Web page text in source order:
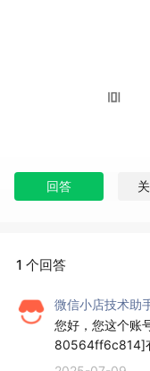
回答
1 个回答
微信小店技术助
您好，您这个账
80564ff6c814]